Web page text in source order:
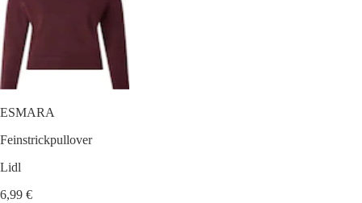
ESMARA
Feinstrickpullover
Lidl
6,99 €